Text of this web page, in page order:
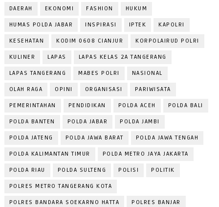
DAERAH EKONOMI FASHION HUKUM
HUMAS POLDA JABAR INSPIRASI IPTEK KAPOLRI
KESEHATAN KODIM 0608 CIANJUR KORPOLAIRUD POLRI
KULINER LAPAS LAPAS KELAS 2A TANGERANG
LAPAS TANGERANG MABES POLRI NASIONAL
OLAH RAGA OPINI ORGANISASI PARIWISATA
PEMERINTAHAN PENDIDIKAN POLDA ACEH POLDA BALI
POLDA BANTEN POLDA JABAR POLDA JAMBI
POLDA JATENG POLDA JAWA BARAT POLDA JAWA TENGAH
POLDA KALIMANTAN TIMUR POLDA METRO JAYA JAKARTA
POLDA RIAU POLDA SULTENG POLISI POLITIK
POLRES METRO TANGERANG KOTA
POLRES BANDARA SOEKARNO HATTA POLRES BANJAR